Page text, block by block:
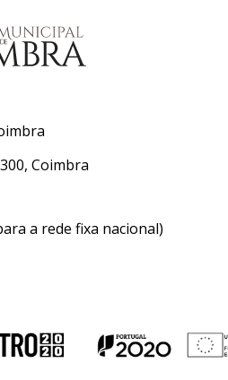
Coimbra
a rede fixa nacional)